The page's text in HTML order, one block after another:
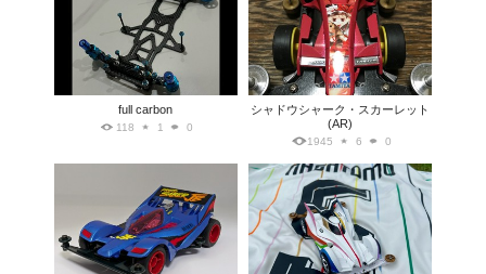
full carbon
118 1 0
シャドウシャーク・スカーレット
(AR)
1945 6 0